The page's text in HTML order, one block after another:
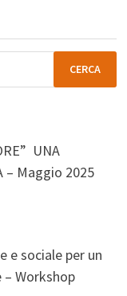
UNA
– Maggio 2025
e sociale per un
Workshop